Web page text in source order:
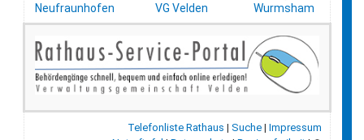
Neufraunhofen VG Velden Wurmsham
Telefonliste Rathaus | Suche | Impressum